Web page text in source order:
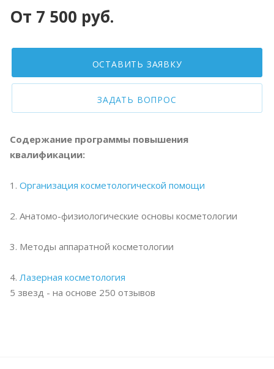
От 7 500 руб.
ОСТАВИТЬ ЗАЯВКУ
ЗАДАТЬ ВОПРОС
Содержание программы повышения
квалификации:
1. Организация косметологической помощи
2. Анатомо-физиологические основы косметологии
3. Методы аппаратной косметологии
4. Лазерная косметология
5 звезд - на основе 250 отзывов